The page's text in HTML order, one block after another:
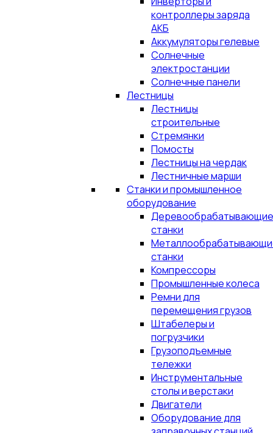
контроллеры заряда
АКБ
Аккумуляторы гелевые
Солнечные
электростанции
Солнечные панели
Лестницы
Лестницы
строительные
Стремянки
Помосты
Лестницы на чердак
Лестничные марши
Станки и промышленное
оборудование
Деревообрабатывающие
станки
станки
Компрессоры
Промышленные колеса
Ремни для
перемещения грузов
Штабелеры и
погрузчики
Грузоподъемные
тележки
Инструментальные
столы и верстаки
Двигатели
Оборудование для